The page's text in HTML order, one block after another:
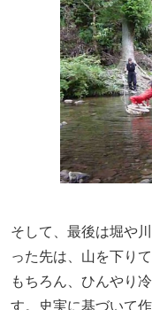
そして、最後は堀や
った先は、山を下り
もちろん、ひんやり
す。史実に基づいて